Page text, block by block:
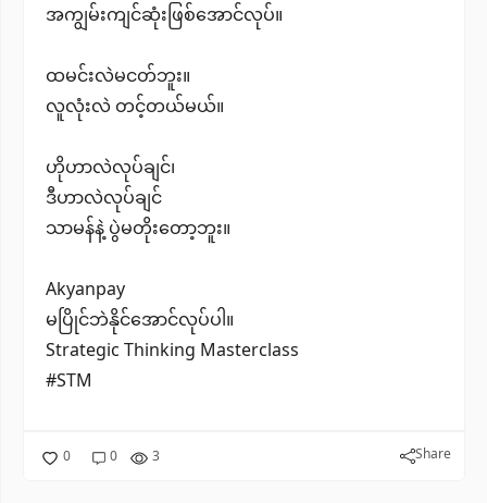
အကျွမ်းကျင်ဆုံးဖြစ်အောင်လုပ်။
ထမင်းလဲမငတ်ဘူး။
လူလုံးလဲ တင့်တယ်မယ်။
ဟိုဟာလဲလုပ်ချင်၊
ဒီဟာလဲလုပ်ချင်
သာမန်နဲ့ ပွဲမတိုးတော့ဘူး။
Akyanpay
မပြိုင်ဘဲနိုင်အောင်လုပ်ပါ။
Strategic Thinking Masterclass
#STM
0 0 3 Share